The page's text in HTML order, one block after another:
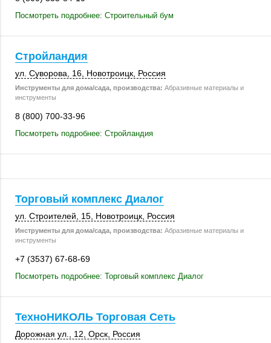
Посмотреть подробнее: Строительный бум
Стройландия
ул. Суворова, 16 Новотроицк Россия
Инструменты для дома/сада, производства: Абразивные материалы и
инструменты
8 (800) 700-33-96
Посмотреть подробнее: Стройландия
Торговый комплекс Диалог
ул. Строителей, 15 Новотроицк Россия
Инструменты для дома/сада, производства: Абразивные материалы и
инструменты
+7 (3537) 67-68-69
Посмотреть подробнее: Торговый комплекс Диалог
ТехноНИКОЛЬ Торговая Сеть
Дорожная ул., 12 Орск Россия